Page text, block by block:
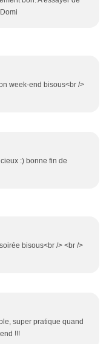
week-end bisous<br />
:) bonne fin de
bisous<br /> <br />
super pratique quand
!!!